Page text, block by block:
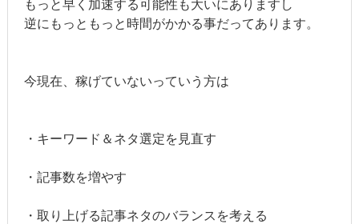
もっと早く加速する可能性も大いにありますし
逆にもっともっと時間がかかる事だってあります。
今現在、稼げていないっていう方は
・キーワード＆ネタ選定を見直す
・記事数を増やす
・取り上げる記事ネタのバランスを考える